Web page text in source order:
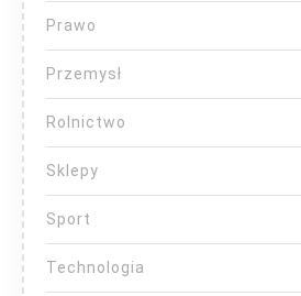
Prawo
Przemysł
Rolnictwo
Sklepy
Sport
Technologia